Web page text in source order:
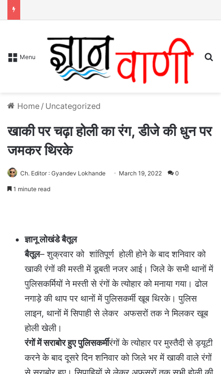
Menu
Home / Uncategorized
खाकी पर चढ़ा होली का रंग, डीजे की धुन पर
जमकर थिरके
Ch. Editor : Gyandev Lokhande March 19, 2022 0
1 minute read
ज्ञानू लोखंडे बैतूल
बैतूल– शुक्रवार को शांतिपूर्ण होली होने के बाद शनिवार को
खाकी रंगों की मस्ती में डूबती नजर आई। जिले के सभी थानों में
पुलिसकर्मियों ने मस्ती से रंगों के त्योहार को मनाया गया। ढोल
नगाड़े की थाप पर थानों में पुलिसकर्मी खूब थिरके। पुलिस
लाइन, थानों में सिपाही से लेकर अफसरों तक ने मिलकर खूब
होली खेली।
रंगों में सराबोर हुए पुलिसकर्मीरंगों के त्योहार पर मुस्तैदी से ड्यूटी
करने के बाद दूसरे दिन शनिवार को जिले भर में खाकी वाले रंगों